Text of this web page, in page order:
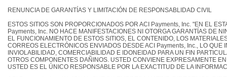
RENUNCIA DE GARANTÍAS Y LIMITACIÓN DE RESPONSABLIDAD CIVIL
ESTOS SITIOS SON PROPORCIONADOS POR ACI Payments, Inc. "EN EL
Payments, Inc. NO HACE MANIFESTACIONES NI OTORGA GARANTÍAS DE
EL FUNCIONAMIENTO DE ESTOS SITIOS, EL CONTENIDO, LOS
CORREOS ELECTRÓNICOS ENVIADOS DESDE ACI Payments, Inc., LO
INVIOLABILIDAD, COMERCIABILIDAD E IDONEIDAD PARA UN FIN
OTROS COMPONENTES DAÑINOS. USTED CONVIENE EXPRESAMENTE
USTED ES EL ÚNICO RESPONSABLE POR LA EXACTITUD DE LA